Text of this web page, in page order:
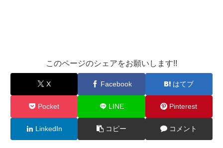
このページのシェアをお願いします!!
X Facebook はてブ
Pocket LINE Pinterest
LinkedIn コピー コメント